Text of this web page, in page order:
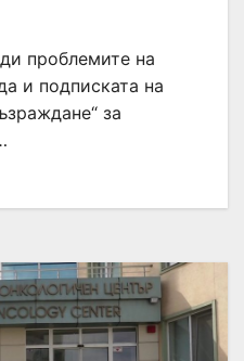
проблемите на
и подписката на
за